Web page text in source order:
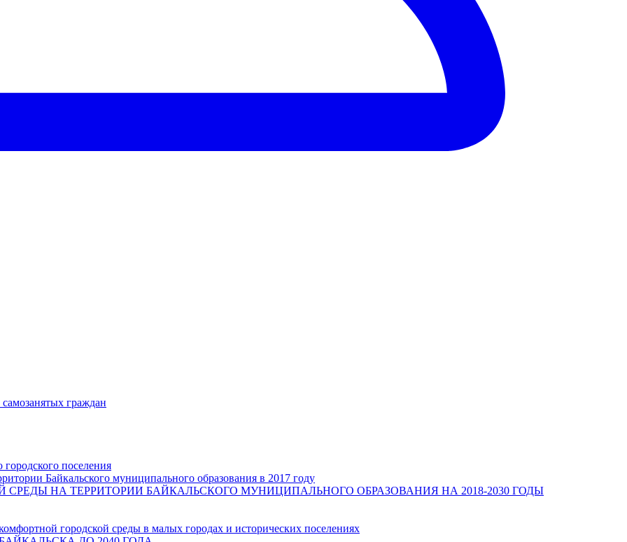
граждан
поселения
Байкальского муниципального образования в 2017 году
НА ТЕРРИТОРИИ БАЙКАЛЬСКОГО МУНИЦИПАЛЬНОГО ОБРАЗОВАНИЯ НА 2018-2030 ГОДЫ
городской среды в малых городах и исторических поселениях